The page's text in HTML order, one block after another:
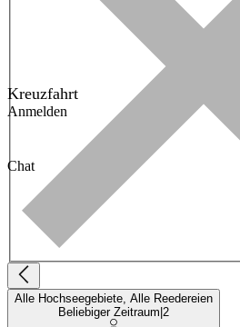
Kreuzfahrt
Anmelden
Chat
Alle Hochseegebiete, Alle Reedereien
Beliebiger Zeitraum 2